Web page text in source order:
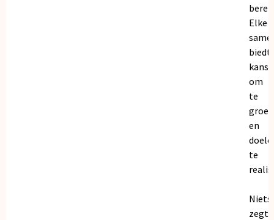
Elke
biedt
om
te
en
te
Niets
zegt